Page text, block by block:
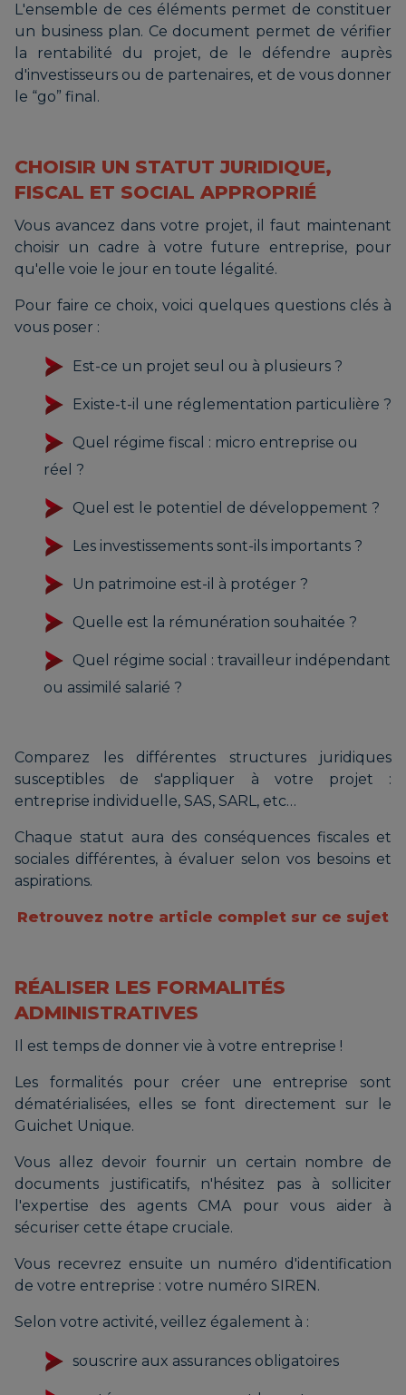
L'ensemble de ces éléments permet de constituer
un business plan. Ce document permet de vérifier
la rentabilité du projet, de le défendre auprès
d'investisseurs ou de partenaires, et de vous donner
le “go” final.
CHOISIR UN STATUT JURIDIQUE,
FISCAL ET SOCIAL APPROPRIÉ
Vous avancez dans votre projet, il faut maintenant
choisir un cadre à votre future entreprise, pour
qu'elle voie le jour en toute légalité.
Pour faire ce choix, voici quelques questions clés à
vous poser :
Est-ce un projet seul ou à plusieurs ?
Existe-t-il une réglementation particulière ?
Quel régime fiscal : micro entreprise ou
réel ?
Quel est le potentiel de développement ?
Les investissements sont-ils importants ?
Un patrimoine est-il à protéger ?
Quelle est la rémunération souhaitée ?
Quel régime social : travailleur indépendant
ou assimilé salarié ?
Comparez les différentes structures juridiques
susceptibles de s'appliquer à votre projet :
entreprise individuelle, SAS, SARL, etc…
Chaque statut aura des conséquences fiscales et
sociales différentes, à évaluer selon vos besoins et
aspirations.
Retrouvez notre article complet sur ce sujet
RÉALISER LES FORMALITÉS
ADMINISTRATIVES
Il est temps de donner vie à votre entreprise !
Les formalités pour créer une entreprise sont
dématérialisées, elles se font directement sur le
Guichet Unique.
Vous allez devoir fournir un certain nombre de
documents justificatifs, n'hésitez pas à solliciter
l'expertise des agents CMA pour vous aider à
sécuriser cette étape cruciale.
Vous recevrez ensuite un numéro d'identification
de votre entreprise : votre numéro SIREN.
Selon votre activité, veillez également à :
souscrire aux assurances obligatoires